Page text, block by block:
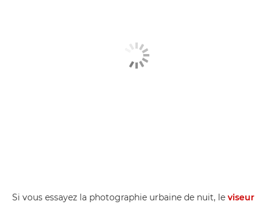
Si vous essayez la photographie urbaine de nuit, le viseur